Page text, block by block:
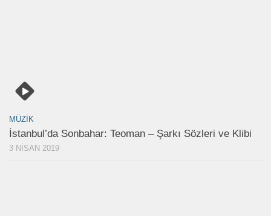
MÜZIK
İstanbul’da Sonbahar: Teoman – Şarkı Sözleri ve Klibi
3 NISAN 2019